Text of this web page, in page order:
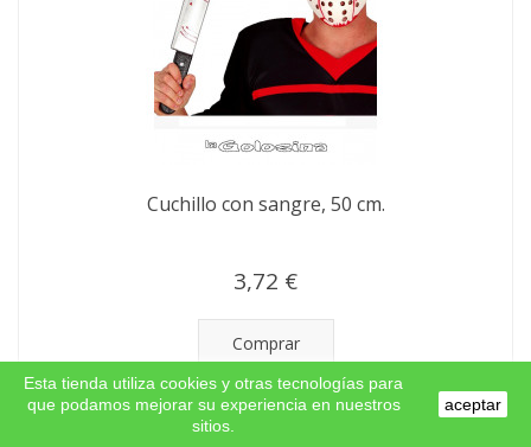
Cuchillo con sangre, 50 cm.
3,72 €
Comprar
En stock
Esta tienda utiliza cookies y otras tecnologías para
que podamos mejorar su experiencia en nuestros
sitios.
aceptar